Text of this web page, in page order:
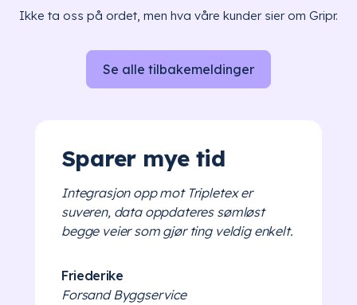
Ikke ta oss på ordet, men hva våre kunder sier om Gripr.
Se alle tilbakemeldinger
Sparer mye tid
Integrasjon opp mot Tripletex er
suveren, data oppdateres sømløst
begge veier som gjør ting veldig enkelt.
Friederike
Forsand Byggservice